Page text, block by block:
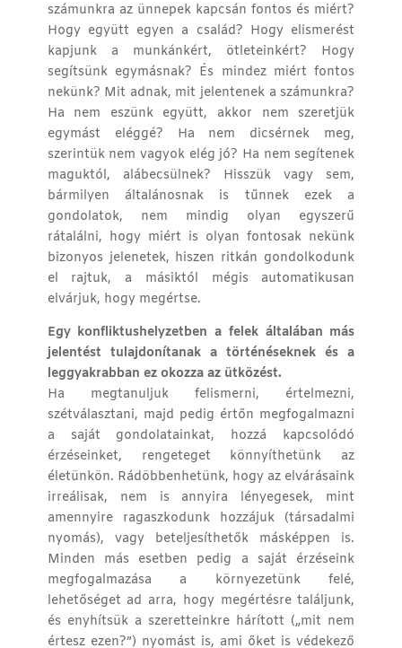
számunkra az ünnepek kapcsán fontos és miért?
Hogy együtt egyen a család? Hogy elismerést
kapjunk a munkánkért, ötleteinkért? Hogy
segítsünk egymásnak? És mindez miért fontos
nekünk? Mit adnak, mit jelentenek a számunkra?
Ha nem eszünk együtt, akkor nem szeretjük
egymást eléggé? Ha nem dicsérnek meg,
szerintük nem vagyok elég jó? Ha nem segítenek
maguktól, alábecsülnek? Hisszük vagy sem,
bármilyen általánosnak is tűnnek ezek a
gondolatok, nem mindig olyan egyszerű
rátalálni, hogy miért is olyan fontosak nekünk
bizonyos jelenetek, hiszen ritkán gondolkodunk
el rajtuk, a másiktól mégis automatikusan
elvárjuk, hogy megértse.
Egy konfliktushelyzetben a felek általában más
jelentést tulajdonítanak a történéseknek és a
leggyakrabban ez okozza az ütközést.
Ha megtanuljuk felismerni, értelmezni,
szétválasztani, majd pedig értőn megfogalmazni
a saját gondolatainkat, hozzá kapcsolódó
érzéseinket, rengeteget könnyíthetünk az
életünkön. Rádöbbenhetünk, hogy az elvárásaink
irreálisak, nem is annyira lényegesek, mint
amennyire ragaszkodunk hozzájuk (társadalmi
nyomás), vagy beteljesíthetők másképpen is.
Minden más esetben pedig a saját érzéseink
megfogalmazása a környezetünk felé,
lehetőséget ad arra, hogy megértésre találjunk,
és enyhítsük a szeretteinkre hárított („mit nem
értesz ezen?”) nyomást is, ami őket is védekező